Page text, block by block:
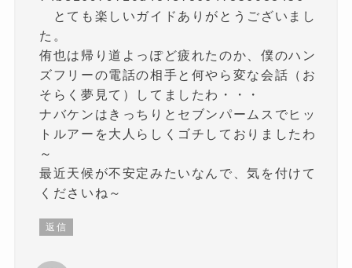
とても楽しいガイドありがとうございまし
た。
侑也は帰り道よっぽど疲れたのか、僕のハン
ズフリーの電話の相手と何やら変な会話（お
そらく夢見て）してましたわ・・・
ナバケンはきっちりとセブンパームスでヒッ
トルアーを大人らしくゴチしておりましたわ
～
最近天候が不安定みたいなんで、気を付けて
くださいね～
返信